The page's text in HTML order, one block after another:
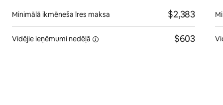
Minimālā ikmēneša īres maksa $2,383
Vidējie ieņēmumi nedēļā $603